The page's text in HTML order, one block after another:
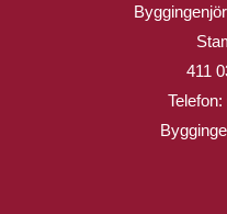
411
Telefon: